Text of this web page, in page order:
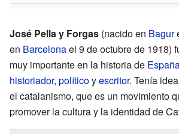
José Pella y Forgas (nacido en Bagur
en Barcelonael 9 de octubre de 1918)
muy importante en la historia de
historiador, políticoyescritor. Tenía
el catalanismo, que es un movimiento
promover la cultura y la identidad de